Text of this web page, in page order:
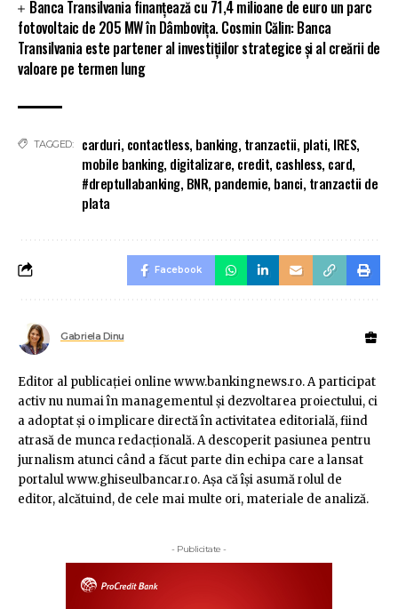
Banca Transilvania finanțează cu 71,4 milioane de euro un parc
fotovoltaic de 205 MW în Dâmbovița. Cosmin Călin: Banca
Transilvania este partener al investițiilor strategice și al creării de
valoare pe termen lung
TAGGED: carduri, contactless, banking, tranzactii, plati, IRES,
mobile banking, digitalizare, credit, cashless, card,
#dreptullabanking, BNR, pandemie, banci, tranzactii de
plata
Facebook
Gabriela Dinu
Editor al publicaţiei online www.bankingnews.ro. A participat
activ nu numai în managementul şi dezvoltarea proiectului, ci
a adoptat şi o implicare directă în activitatea editorială, fiind
atrasă de munca redacţională. A descoperit pasiunea pentru
jurnalism atunci când a făcut parte din echipa care a lansat
portalul www.ghiseulbancar.ro. Așa că îşi asumă rolul de
editor, alcătuind, de cele mai multe ori, materiale de analiză.
- Publicitate -